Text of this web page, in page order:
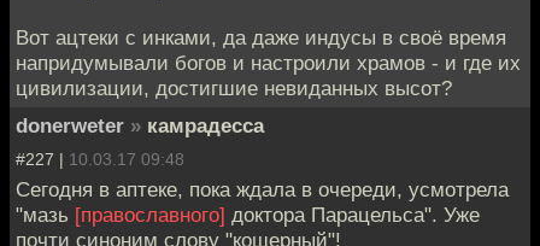
Вот ацтеки с инками, да даже индусы в своё время
напридумывали богов и настроили храмов - и где их
цивилизации, достигшие невиданных высот?
donerweter » камрадесса
#227 | 10.03.17 09:48
Сегодня в аптеке, пока ждала в очереди, усмотрела
"мазь [православного] доктора Парацельса". Уже
почти синоним слову "кошерный"!